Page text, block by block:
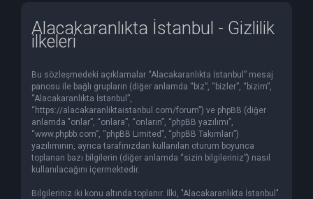
Alacakaranlıkta İstanbul - Gizlilik
ilkeleri
Bu sözleşmedeki açıklamalar “Alacakaranlıkta İstanbul” mesaj
panosu ile bağlı grupların (diğer anlamda “biz”, “bizler”, “bizim”,
“Alacakaranlıkta İstanbul”,
“https://alacakaranliktaistanbul.com/forum”) ve phpBB (diğer
anlamda "onlar”, “onlara”, “onların”, “phpBB yazılımı”,
“www.phpbb.com”, “phpBB Limited”, “phpBB Takımları”)
yazılımının, ayrıca tarafınızdan kullanılan oturum boyunca
toplanan bazı bilgilerin (diğer anlamda “sizin bilgileriniz”) nasıl
kullanılacağını içermektedir.
Bilgileriniz iki konu altında toplanır. İlki, "Alacakaranlıkta İstanbul"